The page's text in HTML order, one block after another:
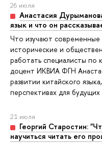
26 июля
Анастасия
язык и что он
Что изучают современные
исторические и
работать специалисты по
доцент ИКВИА ФГН
развитии китайского
перспективах для будущих
21 июля
Георгий Старостин:
научиться читать его